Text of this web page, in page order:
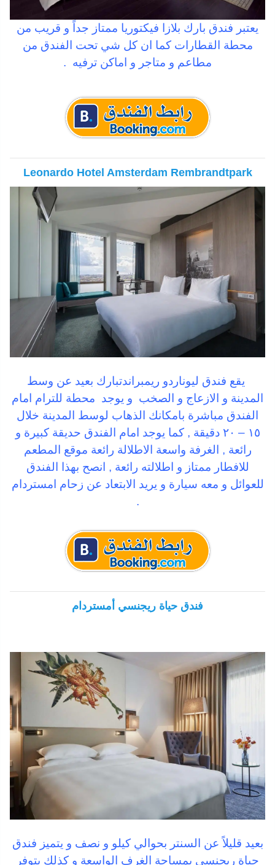
يعتبر فندق بارك بلازا فيكتوريا ممتاز جداً و قريب من
محطة القطارات كما ان كل شي تحت الفندق من
مطاعم و متاجر و اماكن ترفيه .
Leonardo Hotel Amsterdam Rembrandtpark
يقع فندق ليوناردو ريمبراندتبارك بعيد عن وسط
المدينة و الازعاج و الصخب و يوجد محطة للترام امام
الفندق مباشرة بامكانك الذهاب لوسط المدينة خلال
١٥ – ٢٠ دقيقة , كما يوجد امام الفندق حديقة كبيرة و
رائعة , الغرفة واسعة الاطلالة رائعة موقع المطعم
للافطار ممتاز و اطلالته رائعة , انصح بهذا الفندق
للعوائل و معه سيارة و يريد الابتعاد عن زحام امستردام
.
فندق حياة ريجنسي أمستردام
بعيد قليلاً عن السنتر بحوالي كيلو و نصف و يتميز فندق
حياة ريجنسي بمساحة الغرف الواسعة و كذلك يتوفر